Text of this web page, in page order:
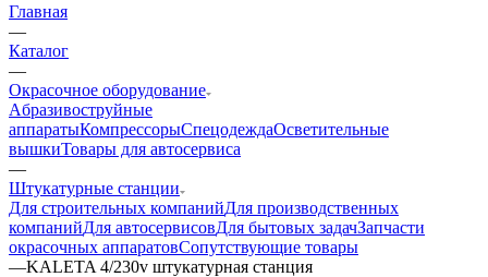
Главная
—
Каталог
—
Окрасочное оборудование
Aбразивоструйные
аппаратыКомпрессорыСпецодеждаОсветительные
вышкиТовары для автосервиса
—
Штукатурные станции
Для строительных компанийДля производственных
компанийДля автосервисовДля бытовых задачЗапчасти
окрасочных аппаратовСопутствующие товары
—KALETA 4/230v штукатурная станция